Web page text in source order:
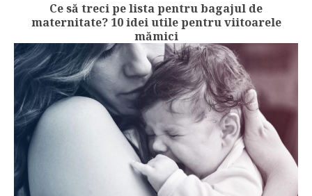
Ce să treci pe lista pentru bagajul de
maternitate? 10 idei utile pentru viitoarele
mămici